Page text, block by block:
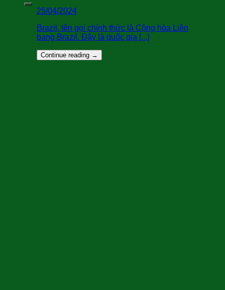
25/04/2024
Brazil, tên gọi chính thức là Cộng hòa Liên
bang Brazil. Đây là quốc gia [...]
Continue reading →